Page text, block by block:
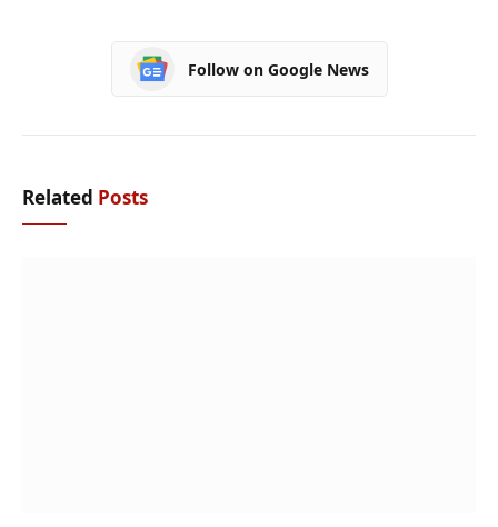
Follow on Google News
Related Posts